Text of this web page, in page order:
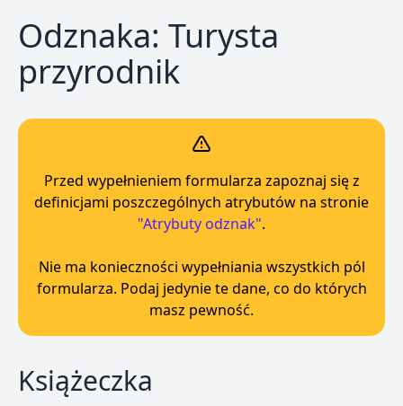
Odznaka: Turysta
przyrodnik
Przed wypełnieniem formularza zapoznaj się z
definicjami poszczególnych atrybutów na stronie
"Atrybuty odznak".
Nie ma konieczności wypełniania wszystkich pól
formularza. Podaj jedynie te dane, co do których
masz pewność.
Książeczka